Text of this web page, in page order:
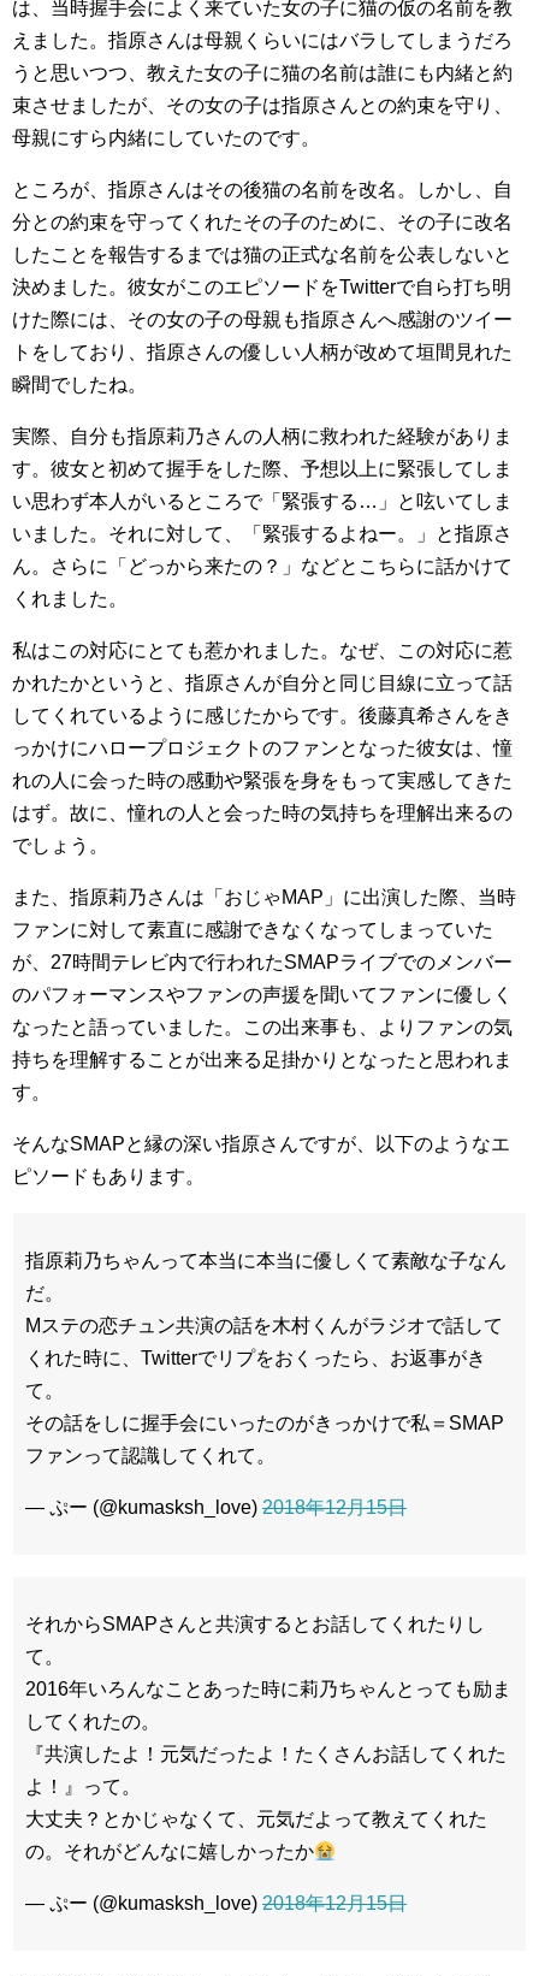
は、当時握手会によく来ていた女の子に猫の仮の名前を教
えました。指原さんは母親くらいにはバラしてしまうだろ
うと思いつつ、教えた女の子に猫の名前は誰にも内緒と約
束させましたが、その女の子は指原さんとの約束を守り、
母親にすら内緒にしていたのです。
ところが、指原さんはその後猫の名前を改名。しかし、自
分との約束を守ってくれたその子のために、その子に改名
したことを報告するまでは猫の正式な名前を公表しないと
決めました。彼女がこのエピソードをTwitterで自ら打ち明
けた際には、その女の子の母親も指原さんへ感謝のツイー
トをしており、指原さんの優しい人柄が改めて垣間見れた
瞬間でしたね。
実際、自分も指原莉乃さんの人柄に救われた経験がありま
す。彼女と初めて握手をした際、予想以上に緊張してしま
い思わず本人がいるところで「緊張する…」と呟いてしま
いました。それに対して、「緊張するよねー。」と指原さ
ん。さらに「どっから来たの？」などとこちらに話かけて
くれました。
私はこの対応にとても惹かれました。なぜ、この対応に惹
かれたかというと、指原さんが自分と同じ目線に立って話
してくれているように感じたからです。後藤真希さんをき
っかけにハロープロジェクトのファンとなった彼女は、憧
れの人に会った時の感動や緊張を身をもって実感してきた
はず。故に、憧れの人と会った時の気持ちを理解出来るの
でしょう。
また、指原莉乃さんは「おじゃMAP」に出演した際、当時
ファンに対して素直に感謝できなくなってしまっていた
が、27時間テレビ内で行われたSMAPライブでのメンバー
のパフォーマンスやファンの声援を聞いてファンに優しく
なったと語っていました。この出来事も、よりファンの気
持ちを理解することが出来る足掛かりとなったと思われま
す。
そんなSMAPと縁の深い指原さんですが、以下のようなエ
ピソードもあります。
指原莉乃ちゃんって本当に本当に優しくて素敵な子なん
だ。
Mステの恋チュン共演の話を木村くんがラジオで話して
くれた時に、Twitterでリプをおくったら、お返事がき
て。
その話をしに握手会にいったのがきっかけで私＝SMAP
ファンって認識してくれて。
— ぷー (@kumasksh_love) 2018年12月15日
それからSMAPさんと共演するとお話してくれたりし
て。
2016年いろんなことあった時に莉乃ちゃんとっても励ま
してくれたの。
『共演したよ！元気だったよ！たくさんお話してくれた
よ！』って。
大丈夫？とかじゃなくて、元気だよって教えてくれた
の。それがどんなに嬉しかったか
— ぷー (@kumasksh_love) 2018年12月15日